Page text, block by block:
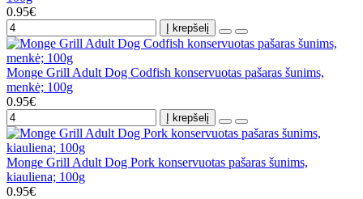
0.95€
Į krepšelį
Monge Grill Adult Dog Codfish konservuotas pašaras šunims,
menkė; 100g
0.95€
Į krepšelį
Monge Grill Adult Dog Pork konservuotas pašaras šunims,
kiauliena; 100g
0.95€